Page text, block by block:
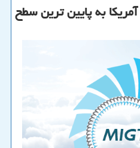
به پایین ترین سطح